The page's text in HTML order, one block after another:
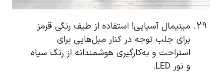
مینیمال آسیایی! استفاده از طیف رنگی قرمز
برای جلب توجه در کنار مبل‌هایی برای
استراحت و به‌کارگیری هوشمندانه از رنگ سیاه
و نور LED.